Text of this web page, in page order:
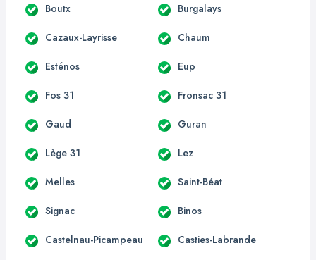
Boutx Burgalays
Cazaux-Layrisse Chaum
Esténos Eup
Fos 31 Fronsac 31
Gaud Guran
Lège 31 Lez
Melles Saint-Béat
Signac Binos
Castelnau-Picampeau Casties-Labrande